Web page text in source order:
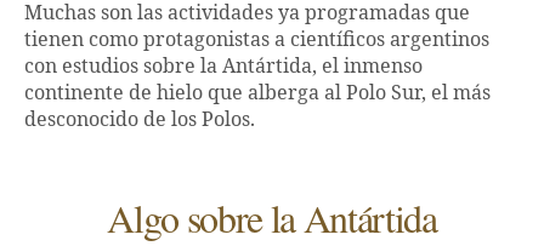
Muchas son las actividades ya programadas que
tienen como protagonistas a científicos argentinos
con estudios sobre la Antártida, el inmenso
continente de hielo que alberga al Polo Sur, el más
desconocido de los Polos.
Algo sobre la Antártida